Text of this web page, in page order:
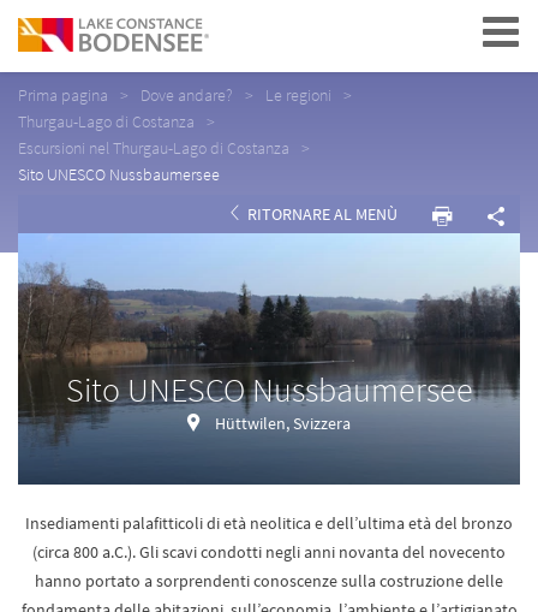
Navigation
Prima pagina Dove andare?
Le regioni
Thurgau-Lago di Costanza
Escursioni nel Thurgau-Lago di Costanza
Sito UNESCO Nussbaumersee
RITORNARE AL MENÙ
Sito UNESCO Nussbaumersee
Hüttwilen, Svizzera
Insediamenti palafitticoli di età neolitica e dell’ultima età del bronzo
(circa 800 a.C.). Gli scavi condotti negli anni novanta del novecento
hanno portato a sorprendenti conoscenze sulla costruzione delle